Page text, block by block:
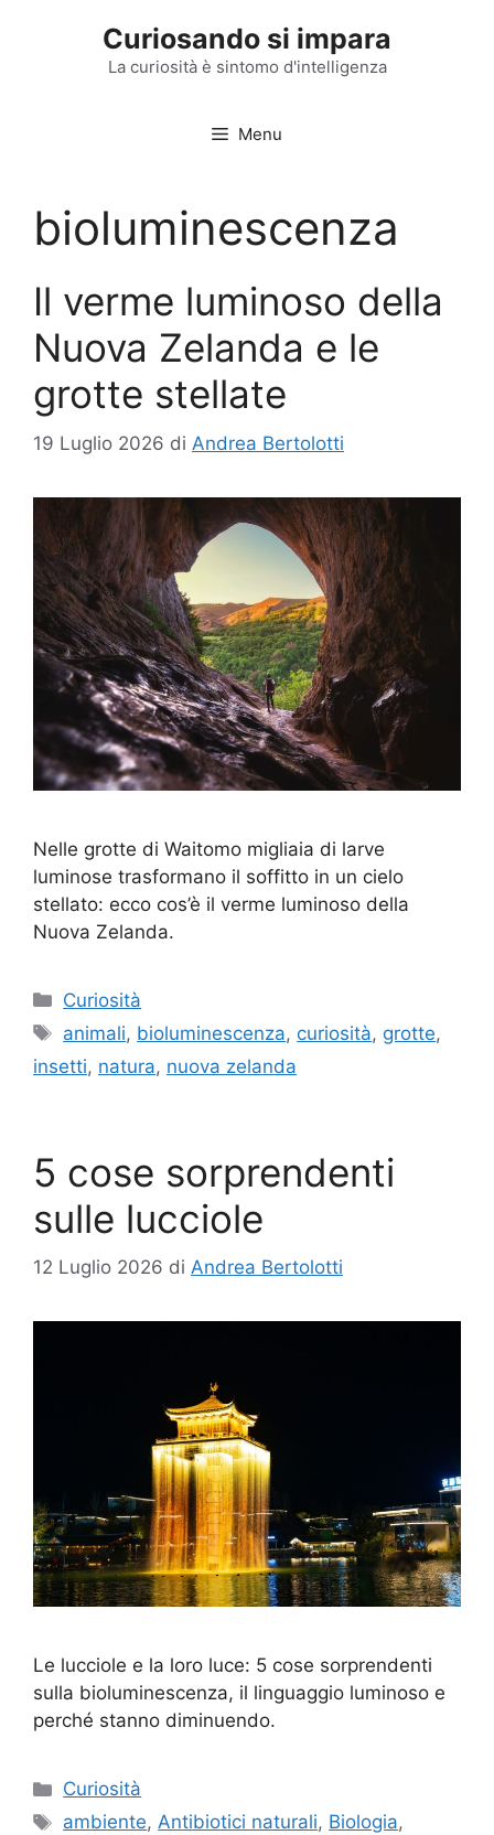
Curiosando si impara
La curiosità è sintomo d'intelligenza
Menu
bioluminescenza
Il verme luminoso della
Nuova Zelanda e le
grotte stellate
19 Luglio 2026 di Andrea Bertolotti
Nelle grotte di Waitomo migliaia di larve
luminose trasformano il soffitto in un cielo
stellato: ecco cos’è il verme luminoso della
Nuova Zelanda.
Categorie
Curiosità
Tag
animali, bioluminescenza, curiosità, grotte,
insetti, natura, nuova zelanda
5 cose sorprendenti
sulle lucciole
12 Luglio 2026 di Andrea Bertolotti
Le lucciole e la loro luce: 5 cose sorprendenti
sulla bioluminescenza, il linguaggio luminoso e
perché stanno diminuendo.
Categorie
Curiosità
Tag
ambiente,Antibiotici naturali, Biologia,